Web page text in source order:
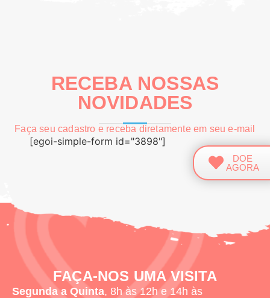
DOE
AGORA
RECEBA NOSSAS
NOVIDADES
Faça seu cadastro e receba diretamente em seu e-mail
[egoi-simple-form id="3898"]
FAÇA-NOS UMA VISITA
Segunda a Quinta, 8h às 12h e 14h às